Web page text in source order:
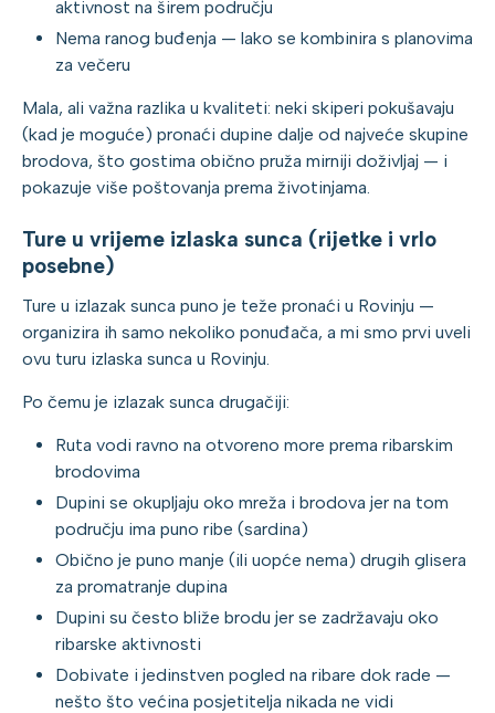
aktivnost na širem području
Nema ranog buđenja — lako se kombinira s planovima
za večeru
Mala, ali važna razlika u kvaliteti: neki skiperi pokušavaju
(kad je moguće) pronaći dupine dalje od najveće skupine
brodova, što gostima obično pruža mirniji doživljaj — i
pokazuje više poštovanja prema životinjama.
Ture u vrijeme izlaska sunca (rijetke i vrlo
posebne)
Ture u izlazak sunca puno je teže pronaći u Rovinju —
organizira ih samo nekoliko ponuđača, a mi smo prvi uveli
ovu turu izlaska sunca u Rovinju.
Po čemu je izlazak sunca drugačiji:
Ruta vodi ravno na otvoreno more prema ribarskim
brodovima
Dupini se okupljaju oko mreža i brodova jer na tom
području ima puno ribe (sardina)
Obično je puno manje (ili uopće nema) drugih glisera
za promatranje dupina
Dupini su često bliže brodu jer se zadržavaju oko
ribarske aktivnosti
Dobivate i jedinstven pogled na ribare dok rade —
nešto što većina posjetitelja nikada ne vidi